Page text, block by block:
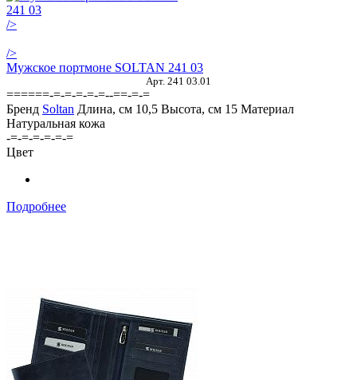
/>
/>
Мужское портмоне SOLTAN 241 03
Арт. 241 03.01
======-=-=-=-=-=--==-=-=
Бренд Soltan Длина, см 10,5 Высота, см 15 Материал
Натуральная кожа
-=-=-=-=-=-=
Цвет
Подробнее